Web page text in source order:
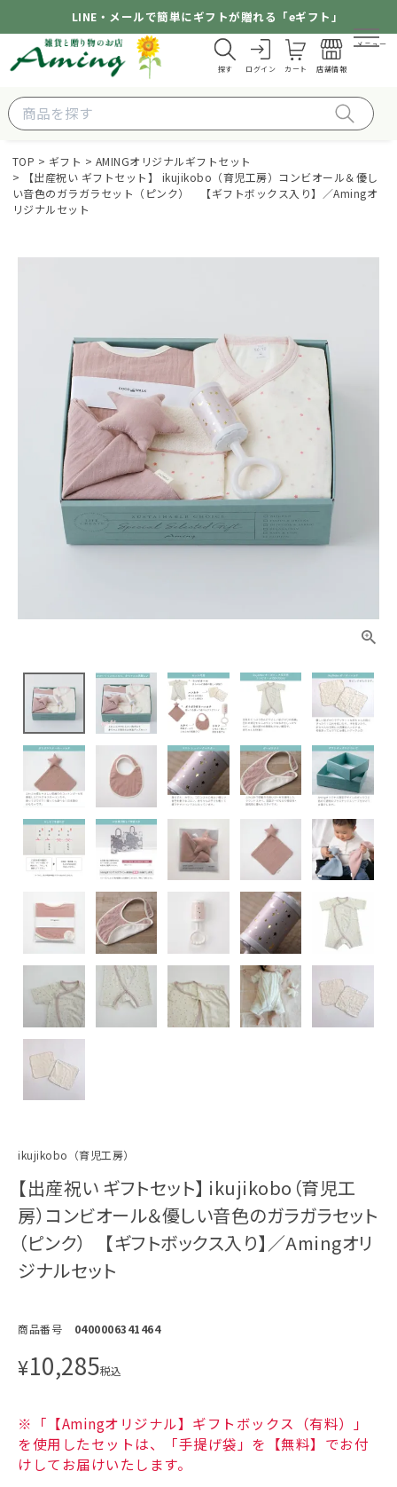
LINE・メールで簡単にギフトが贈れる「eギフト」
探す ログイン カート 店舗情報
メニュー
TOP ギフト
AMINGオリジナルギフトセット
【出産祝い ギフトセット】 ikujikobo（育児工房）コンビオール＆優し
い音色のガラガラセット（ピンク） 【ギフトボックス入り】／Amingオ
リジナルセット
ikujikobo（育児工房）
【出産祝い ギフトセット】 ikujikobo（育児工
房）コンビオール＆優しい音色のガラガラセット
（ピンク） 【ギフトボックス入り】／Amingオリ
ジナルセット
商品番号 0400006341464
¥10,285税込
※「【Amingオリジナル】ギフトボックス（有料）」
を使用したセットは、「手提げ袋」を【無料】でお付
けしてお届けいたします。